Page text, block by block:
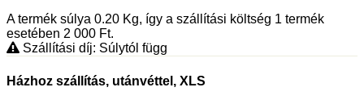
A termék súlya 0.20 Kg, így a szállítási költség 1 termék
esetében 2 000 Ft.
Szállítási díj: Súlytól függ
Házhoz szállítás, utánvéttel, XLS